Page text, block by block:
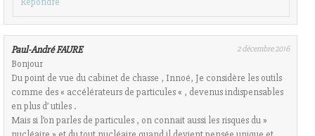
Paul-André FAURE 2 décembre 2016
Bonjour
Du point de vue du cabinet de chasse , Innoé, Je considère les outils
comme des « accélérateurs de particules « , devenus indispensables
en plus d’ utiles .
Mais si l’on parles de particules , on connait aussi les risques du »